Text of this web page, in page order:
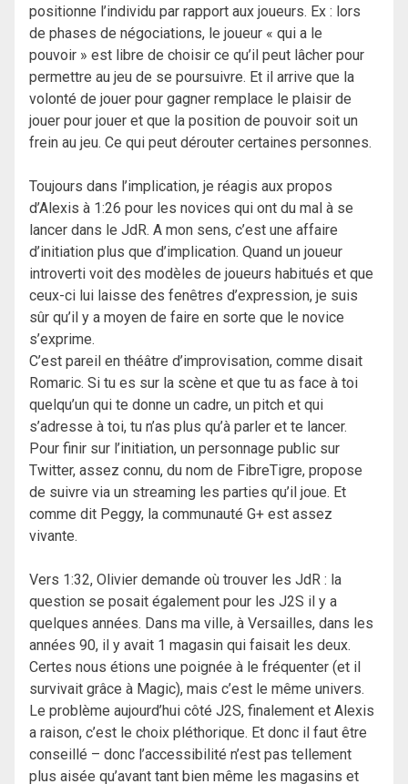
positionne l’individu par rapport aux joueurs. Ex : lors
de phases de négociations, le joueur « qui a le
pouvoir » est libre de choisir ce qu’il peut lâcher pour
permettre au jeu de se poursuivre. Et il arrive que la
volonté de jouer pour gagner remplace le plaisir de
jouer pour jouer et que la position de pouvoir soit un
frein au jeu. Ce qui peut dérouter certaines personnes.
Toujours dans l’implication, je réagis aux propos
d’Alexis à 1:26 pour les novices qui ont du mal à se
lancer dans le JdR. A mon sens, c’est une affaire
d’initiation plus que d’implication. Quand un joueur
introverti voit des modèles de joueurs habitués et que
ceux-ci lui laisse des fenêtres d’expression, je suis
sûr qu’il y a moyen de faire en sorte que le novice
s’exprime.
C’est pareil en théâtre d’improvisation, comme disait
Romaric. Si tu es sur la scène et que tu as face à toi
quelqu’un qui te donne un cadre, un pitch et qui
s’adresse à toi, tu n’as plus qu’à parler et te lancer.
Pour finir sur l’initiation, un personnage public sur
Twitter, assez connu, du nom de FibreTigre, propose
de suivre via un streaming les parties qu’il joue. Et
comme dit Peggy, la communauté G+ est assez
vivante.
Vers 1:32, Olivier demande où trouver les JdR : la
question se posait également pour les J2S il y a
quelques années. Dans ma ville, à Versailles, dans les
années 90, il y avait 1 magasin qui faisait les deux.
Certes nous étions une poignée à le fréquenter (et il
survivait grâce à Magic), mais c’est le même univers.
Le problème aujourd’hui côté J2S, finalement et Alexis
a raison, c’est le choix pléthorique. Et donc il faut être
conseillé – donc l’accessibilité n’est pas tellement
plus aisée qu’avant tant bien même les magasins et